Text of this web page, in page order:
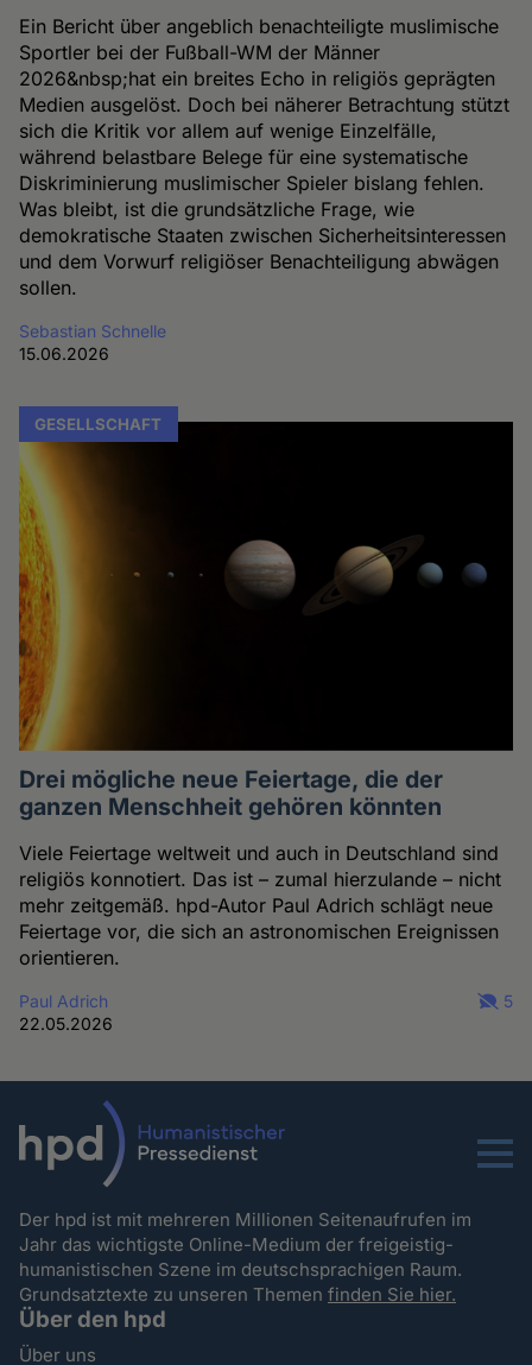
Ein Bericht über angeblich benachteiligte muslimische
Sportler bei der Fußball-WM der Männer
2026&nbsp;hat ein breites Echo in religiös geprägten
Medien ausgelöst. Doch bei näherer Betrachtung stützt
sich die Kritik vor allem auf wenige Einzelfälle,
während belastbare Belege für eine systematische
Diskriminierung muslimischer Spieler bislang fehlen.
Was bleibt, ist die grundsätzliche Frage, wie
demokratische Staaten zwischen Sicherheitsinteressen
und dem Vorwurf religiöser Benachteiligung abwägen
sollen.
Sebastian Schnelle
15.06.2026
GESELLSCHAFT
Drei mögliche neue Feiertage, die der
ganzen Menschheit gehören könnten
Viele Feiertage weltweit und auch in Deutschland sind
religiös konnotiert. Das ist – zumal hierzulande – nicht
mehr zeitgemäß. hpd-Autor Paul Adrich schlägt neue
Feiertage vor, die sich an astronomischen Ereignissen
orientieren.
Paul Adrich
22.05.2026
5
Menu
Der hpd ist mit mehreren Millionen Seitenaufrufen im
Jahr das wichtigste Online-Medium der freigeistig-
humanistischen Szene im deutschsprachigen Raum.
Grundsatztexte zu unseren Themenfinden Sie hier.
Über den hpd
Über uns